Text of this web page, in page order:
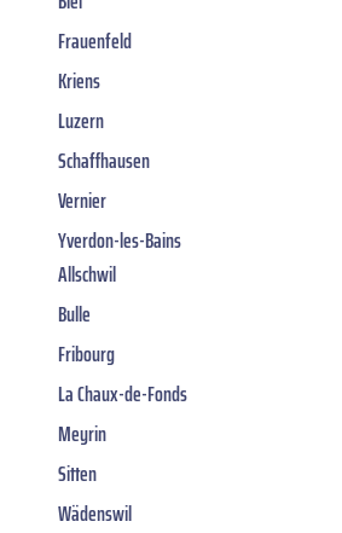
Frauenfeld
Kriens
Luzern
Schaffhausen
Vernier
Yverdon-les-Bains
Allschwil
Bulle
Fribourg
La Chaux-de-Fonds
Meyrin
Sitten
Wädenswil